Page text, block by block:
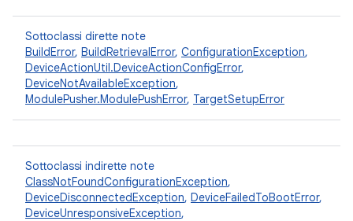
Sottoclassi dirette note
BuildError, BuildRetrievalError, ConfigurationException,
DeviceActionUtil.DeviceActionConfigError,
DeviceNotAvailableException,
ModulePusher.ModulePushError, TargetSetupError
Sottoclassi indirette note
ClassNotFoundConfigurationException,
DeviceDisconnectedException, DeviceFailedToBootError,
DeviceUnresponsiveException,